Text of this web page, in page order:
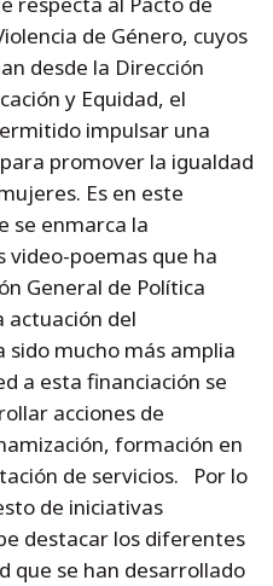
de Género, cuyos
desde la Dirección
y Equidad, el
impulsar una
promover la igualdad
Es en este
se enmarca la
video-poemas que ha
General de Política
actuación del
mucho más amplia
a esta financiación se
acciones de
formación en
de servicios. Por lo
de iniciativas
destacar los diferentes
que se han desarrollado